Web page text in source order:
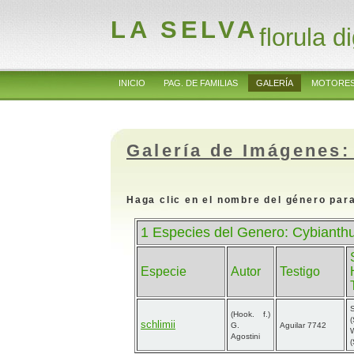
LA SELVAflorula
INICIO PAG. DE FAMILIAS GALERÍA
Galería de
Haga clic en el nombre del género
1 Especies del Genero:
Especie Autor Testigo
schlimii
(Hook. f.)
G.
Agostini
Aguilar 7742